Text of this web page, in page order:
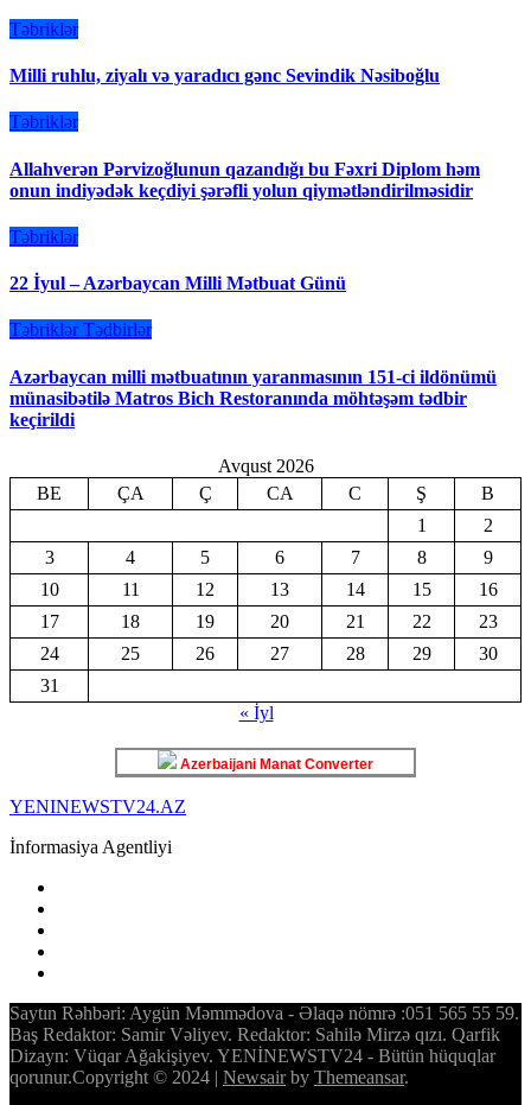
Təbriklər
Milli ruhlu, ziyalı və yaradıcı gənc Sevindik Nəsiboğlu
Təbriklər
Allahverən Pərvizoğlunun qazandığı bu Fəxri Diplom həm
onun indiyədək keçdiyi şərəfli yolun qiymətləndirilməsidir
Təbriklər
22 İyul – Azərbaycan Milli Mətbuat Günü
Təbriklər Tədbirlər
Azərbaycan milli mətbuatının yaranmasının 151-ci ildönümü
münasibətilə Matros Bich Restoranında möhtəşəm tədbir
keçirildi
Avqust 2026
BE
ÇA Ç CA C Ş
B
1
2
3
4 5 6 7 8
9
10
11 12 13 14 15
16
17
18 19 20 21 22
23
24
25 26 27 28 29
30
31
« İyl
Azerbaijani Manat Converter
YENINEWSTV24.AZ
İnformasiya Agentliyi
Saytın Rəhbəri: Aygün Məmmədova - Əlaqə nömrə :051 565 55 59.
Baş Redaktor: Samir Vəliyev. Redaktor: Sahilə Mirzə qızı. Qarfik
Dizayn: Vüqar Ağakişiyev. YENİNEWSTV24 - Bütün hüquqlar
qorunur.Copyright © 2024 | Newsairby Themeansar.